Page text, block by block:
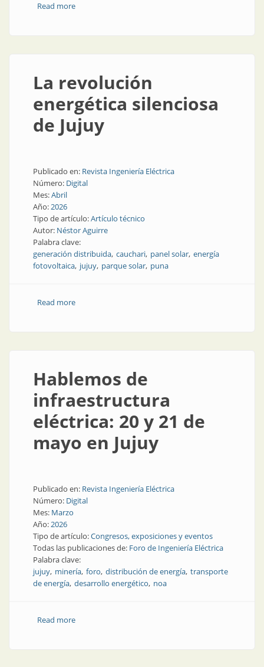
Read moreabout FIE Jujuy confirma su agenda de actividades
La revolución
energética silenciosa
de Jujuy
Publicado en: Revista Ingeniería Eléctrica
Número: Digital
Mes:Abril
Año:2026
Tipo de artículo:Artículo técnico
Autor: Néstor Aguirre
Palabra clave:
generación distribuida cauchari panel solar energía
fotovoltaica jujuy parque solar puna
Read moreabout La revolución energética silenciosa de Jujuy
Hablemos de
infraestructura
eléctrica: 20 y 21 de
mayo en Jujuy
Publicado en: Revista Ingeniería Eléctrica
Número: Digital
Mes: Marzo
Año:2026
Tipo de artículo:Congresos, exposiciones y eventos
Todas las publicaciones de: Foro de Ingeniería Eléctrica
Palabra clave:
jujuy minería foro distribución de energía transporte
de energía desarrollo energético noa
Read moreabout Hablemos de infraestructura eléctrica: 20 y 21